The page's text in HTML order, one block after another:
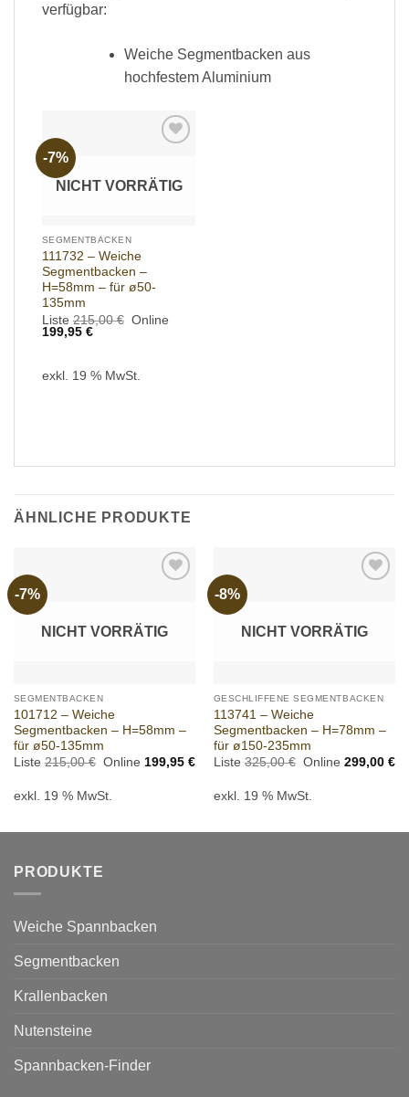
verfügbar:
Weiche Segmentbacken aus
hochfestem Aluminium
-7%
NICHT VORRÄTIG
SEGMENTBACKEN
111732 – Weiche
Segmentbacken –
H=58mm – für ø50-
135mm
Liste 215,00€ Ursprünglicher
Online
199,95 €Aktueller
exkl. 19 % MwSt.
ÄHNLICHE PRODUKTE
-7%
NICHT VORRÄTIG
SEGMENTBACKEN
101712 – Weiche
Segmentbacken – H=58mm –
für ø50-135mm
Liste 215,00€ Ursprünglicher
215,00 €
Online 199,95 €Aktueller
199,95 €.
exkl. 19 % MwSt.
-8%
NICHT VORRÄTIG
GESCHLIFFENE SEGMENTBACKEN
113741 – Weiche
Segmentbacken – H=78mm –
für ø150-235mm
Liste 325,00€ Ursprünglicher
325,00 €
Online 299,00 €
exkl. 19 % MwSt.
PRODUKTE
Weiche Spannbacken
Segmentbacken
Krallenbacken
Nutensteine
Spannbacken-Finder